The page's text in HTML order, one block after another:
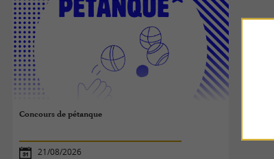
Concours de pétanque
21/08/2026